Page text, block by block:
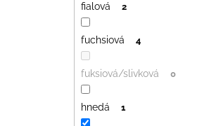
fialová 2
fuchsiová 4
fuksiová/slivková 0
hnedá 1